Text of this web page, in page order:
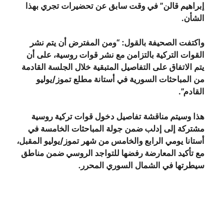
إبراهيم قالن” في وقت سابق عن تحضيرات تجري بهذا
الشأن.
واكتفت الصحيفة بالقول: “ومن المفترض أن يتم نشر
القوات التركية بالتزامن مع نشر قوات روسية، على أن
يتم الاتفاق على التفاصيل المتبقية خلال الجلسة القادمة
من المباحثات السورية في أستانة مطلع تموز/يوليو
القادم”.
هذا وسيتم مناقشة تفاصيل دخول قوات تركية روسية
مشتركة إلى إدلب ضمن جولة المباحثات الخامسة في
أستانا يومي الرابع والخامس من شهر تموز/يوليو المقبل،
مع تأكيد المعارضة رفضها للتواجد الروسي ضمن مناطق
سيطرتها في الشمال السوري المحرر.